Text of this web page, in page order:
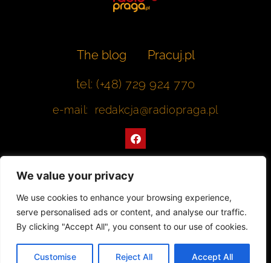
We value your privacy
We use cookies to enhance your browsing experience,
serve personalised ads or content, and analyse our traffic.
By clicking "Accept All", you consent to our use of cookies.
Customise Reject All Accept All
The blog
Pracuj.pl
tel: (+48) 729 924 770
e-mail: redakcja@radiopraga.pl
F
a
c
o
k
Współpracujemy z Muzeum Warszawskiej Pragi
© 2022 All rights Reserved. Radiopraga.pl
Projekt strony internetowej: tomasz-kaminski.pl